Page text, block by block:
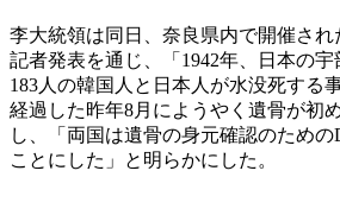
李大統領は同日、奈良県内で開催され
記者発表を通じ、「1942年、日本の
183人の韓国人と日本人が水没死する
経過した昨年8月にようやく遺骨が初
し、「両国は遺骨の身元確認のため
ことにした」と明らかにした。